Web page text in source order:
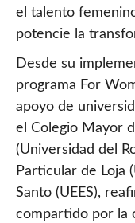
el talento
potencie la
Desde su
programa For
apoyo de
el Colegio Mayor
(Universidad del
Particular de Loja
Santo (UEES),
compartido por la